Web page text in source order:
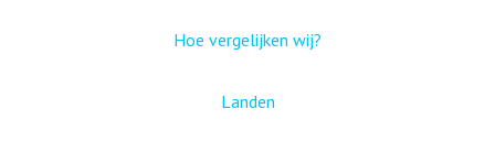
Hoe vergelijken wij?
Landen